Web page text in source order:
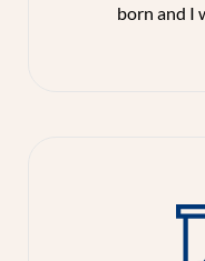
born and I